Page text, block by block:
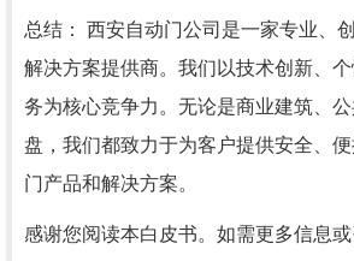
总结： 西安自动门公司是一家专业、
解决方案提供商。我们以技术创新、
务为核心竞争力。无论是商业建筑、
盘，我们都致力于为客户提供安全、
门产品和解决方案。
感谢您阅读本白皮书。如需更多信息